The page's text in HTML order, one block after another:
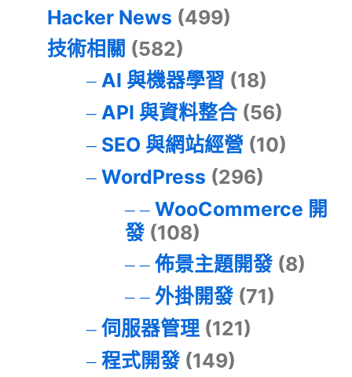
Hacker News (499)
技術相關 (582)
AI 與機器學習 (18)
API 與資料整合(56)
SEO 與網站經營 (10)
WordPress (296)
WooCommerce 開
發(108)
佈景主題開發(8)
外掛開發(71)
伺服器管理(121)
程式開發(149)